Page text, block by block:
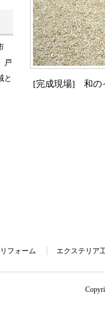
[完成現場] 和の
戸
と
フォーム エクステリア